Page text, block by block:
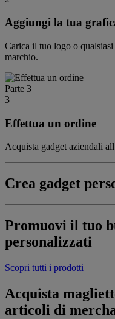
Aggiungi la tua
Carica il tuo logo o
marchio.
Parte 3
3
Effettua un ordine
Acquista gadget aziendali
Crea gadget
Promuovi il tuo
personalizzati
Scopri tutti i prodotti
Acquista
articoli di